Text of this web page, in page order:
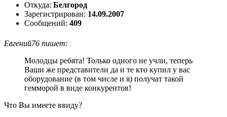
Откуда: Белгород
Зарегистрирован: 14.09.2007
Сообщений: 409
Евгений76 пишет:
Молодцы ребята! Только одного не учли, теперь
Ваши же представители да и те кто купил у вас
оборудование (в том числе и я) получат такой
гемморой в виде конкурентов!
Что Вы имеете ввиду?